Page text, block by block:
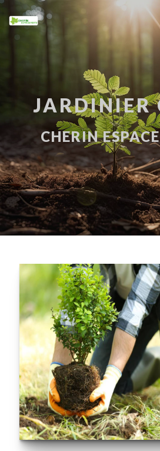
JARDINIER
CHERIN
Panneau de gestion des cookies